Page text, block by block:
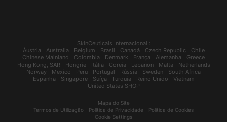
SkinCeuticals Internacional :
Áustria
Australia Belgium Brasil Canadá Czech Republic
Chile
Chinese Mainland
Colombia Denmark França Alemanha
Greece
Hong Kong, SAR
Hongrie Itália Coreia Lebanon Malta
Netherlands
Norway
Mexico Peru Portugal Rússia Sweden
South Africa
Espanha
Singapore Suíça Turquia Reino Unido
Vietnam
United States SHOP
Mapa do Site
Termos de Utilização
Política de Privacidade
Politica de Cookies
Cookie Settings